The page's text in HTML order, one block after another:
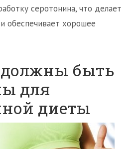
серотонина, что делает
обеспечивает хорошее
быть
для
диеты